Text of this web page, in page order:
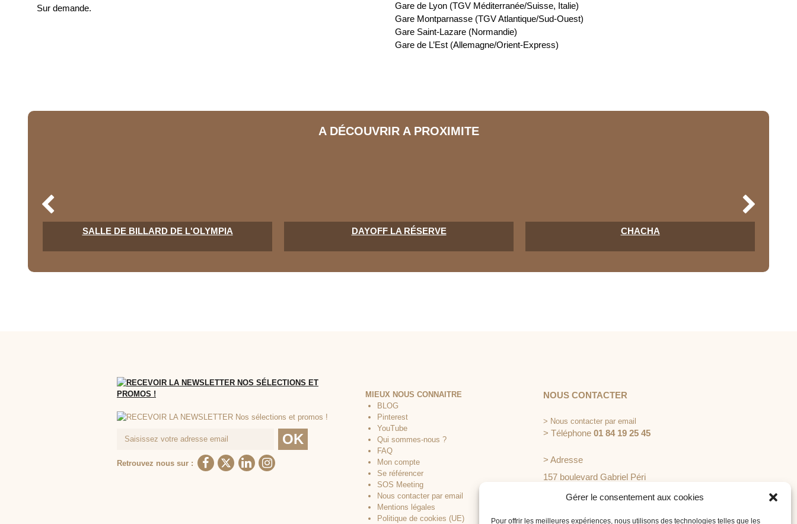
Gérer le consentement aux cookies
Pour offrir les meilleures expériences, nous utilisons des technologies telles que les
Sur demande.
Gare de Lyon (TGV Méditerranée/Suisse, Italie)
Gare Montparnasse (TGV Atlantique/Sud-Ouest)
Gare Saint-Lazare (Normandie)
Gare de L’Est (Allemagne/Orient-Express)
A DÉCOUVRIR A PROXIMITE
SALLE DE BILLARD DE L'OLYMPIA DAYOFF LA RÉSERVE CHACHA
Retrouvez nous sur :
MIEUX NOUS CONNAITRE
BLOG
Pinterest
YouTube
Qui sommes-nous ?
FAQ
Mon compte
Se référencer
SOS Meeting
Nous contacter par email
Mentions légales
Politique de cookies (UE)
NOUS CONTACTER
> Nous contacter par email
> Téléphone 01 84 19 25 45
> Adresse
157 boulevard Gabriel Péri
92240 Malakoff